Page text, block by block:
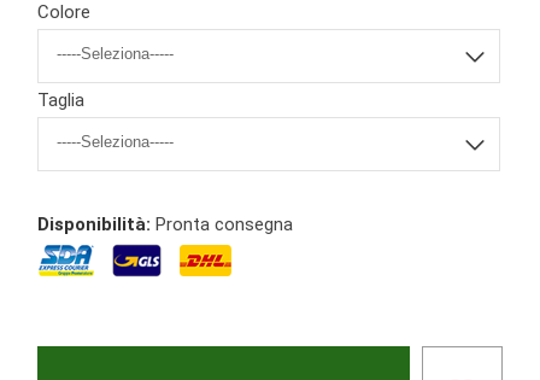
Colore
Taglia
Disponibilità: Pronta consegna